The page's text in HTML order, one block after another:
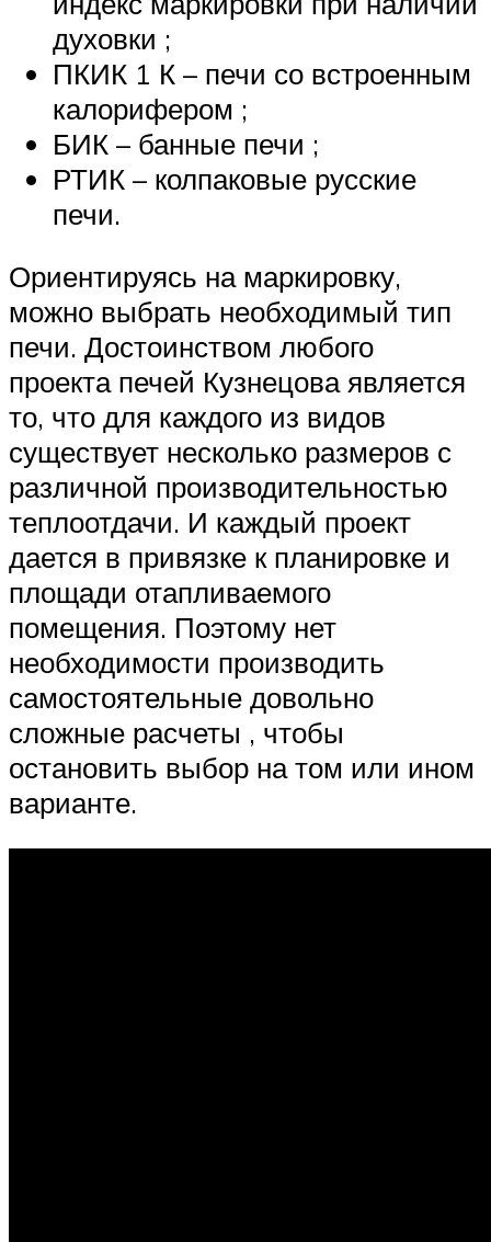
духовки ;
ПКИК 1 К – печи со встроенным
калорифером ;
БИК – банные печи ;
РТИК – колпаковые русские
печи.
Ориентируясь на маркировку,
можно выбрать необходимый тип
печи. Достоинством любого
проекта печей Кузнецова является
то, что для каждого из видов
существует несколько размеров с
различной производительностью
теплоотдачи. И каждый проект
дается в привязке к планировке и
площади отапливаемого
помещения. Поэтому нет
необходимости производить
самостоятельные довольно
сложные расчеты , чтобы
остановить выбор на том или ином
варианте.